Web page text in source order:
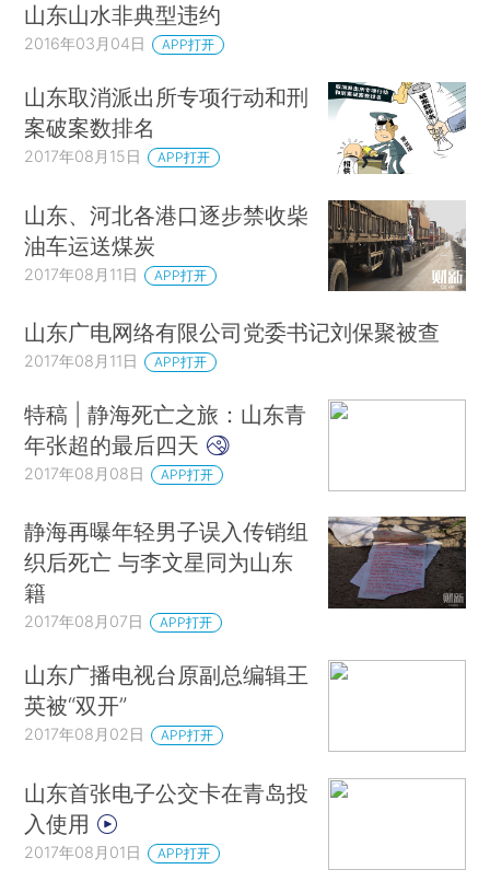
山东山水非典型违约
2016年03月04日 APP打开
山东取消派出所专项行动和刑
案破案数排名
2017年08月15日 APP打开
山东、河北各港口逐步禁收柴
油车运送煤炭
2017年08月11日 APP打开
山东广电网络有限公司党委书记刘保聚被查
2017年08月11日 APP打开
特稿 | 静海死亡之旅：山东青
年张超的最后四天
2017年08月08日 APP打开
静海再曝年轻男子误入传销组
织后死亡 与李文星同为山东
籍
2017年08月07日 APP打开
山东广播电视台原副总编辑王
英被“双开”
2017年08月02日 APP打开
山东首张电子公交卡在青岛投
入使用
2017年08月01日 APP打开